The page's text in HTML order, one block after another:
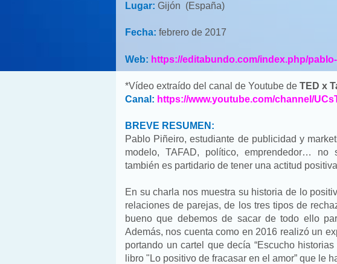
Lugar: Gijón (España)
Fecha: febrero de 2017
Web: https://editabundo.com/index.php/
*Vídeo extraído del canal de Youtube de TED x
Canal: https://www.youtube.com/channel/
BREVE RESUMEN:
Pablo Piñeiro, estudiante de publicidad y
modelo, TAFAD, político, emprendedor…
también es partidario de tener una actitud
En su charla nos muestra su historia de lo
relaciones de parejas, de los tres tipos de
bueno que debemos de sacar de todo ello
Además, nos cuenta como en 2016 realizó un
portando un cartel que decía “Escucho
libro "Lo positivo de fracasar en el amor” que le